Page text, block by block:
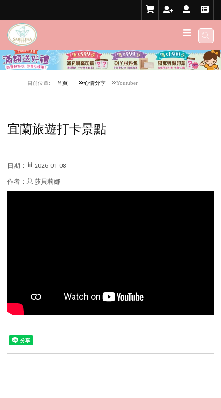
目前位置: 首頁 心情分享 Youtuber
宜蘭旅遊打卡景點
日期： 2026-01-08
作者： 莎貝莉娜